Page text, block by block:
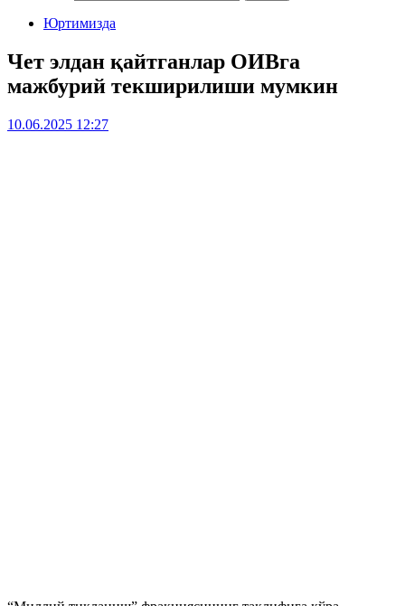
Юртимизда
Чет элдан қайтганлар ОИВга
мажбурий текширилиши мумкин
10.06.2025 12:27